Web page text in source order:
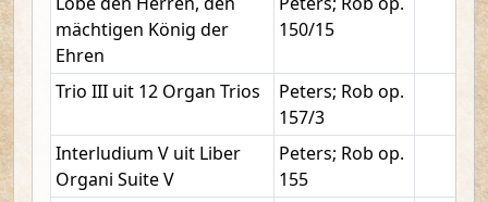
mächtigen König der
Ehren
150/15
Trio III uit 12 Organ Trios
Peters; Rob op.
157/3
Interludium V uit Liber
Organi Suite V
Peters; Rob op.
155